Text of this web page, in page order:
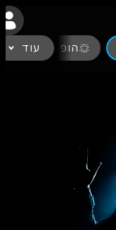
הופעות חיות
עוד